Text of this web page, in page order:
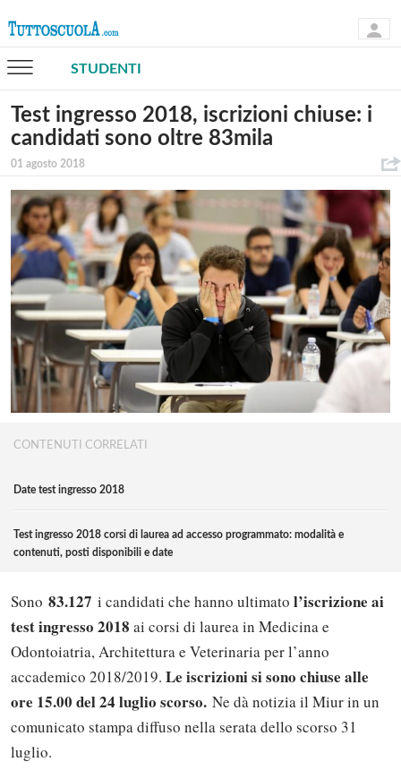
STUDENTI
Test ingresso 2018, iscrizioni chiuse: i
candidati sono oltre 83mila
01 agosto 2018
CONTENUTI CORRELATI
Date test ingresso 2018
Test ingresso 2018 corsi di laurea ad accesso programmato: modalità e
contenuti, posti disponibili e date
Sono 83.127 i candidati che hanno ultimato l’iscrizione ai
test ingresso 2018 ai corsi di laurea in Medicina e
Odontoiatria, Architettura e Veterinaria per l’anno
accademico 2018/2019. Le iscrizioni si sono chiuse alle
ore 15.00 del 24 luglio scorso. Ne dà notizia il Miur in un
comunicato stampa diffuso nella serata dello scorso 31
luglio.